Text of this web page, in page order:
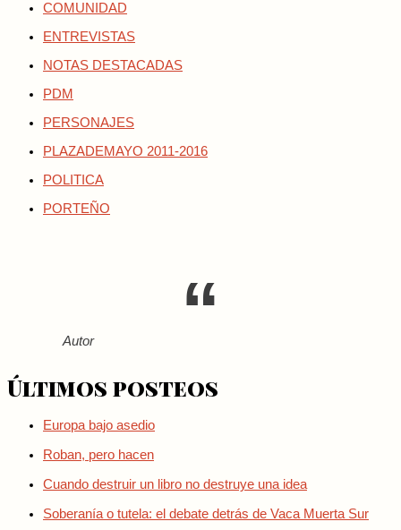
COMUNIDAD
ENTREVISTAS
NOTAS DESTACADAS
PDM
PERSONAJES
PLAZADEMAYO 2011-2016
POLITICA
PORTEÑO
Autor
Últimos posteos
Europa bajo asedio
Roban, pero hacen
Cuando destruir un libro no destruye una idea
Soberanía o tutela: el debate detrás de Vaca Muerta Sur